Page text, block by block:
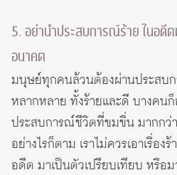
5. อย่านำประสบการณ์ร้าย ในอดี
อนาคต
มนุษย์ทุกคนล้วนต้องผ่านประสบ
หลากหลาย ทั้งร้ายและดี บางคน
ประสบการณ์ชีวิตที่ขมขื่น มากก
อย่างไรก็ตาม เราไม่ควรเอาเรื่อง
อดีต มาเป็นตัวเปรียบเทียบ หรือ